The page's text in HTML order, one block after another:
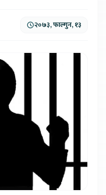
२०७३, फाल्गुन, १३